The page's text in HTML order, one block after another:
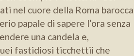
nel cuore della Roma barocca
papale di sapere l’ora senza
una candela e,
fastidiosi ticchettii che